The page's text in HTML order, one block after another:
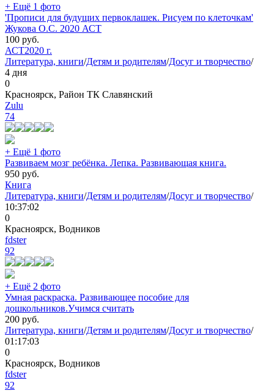
+ Ещё 1 фото
'Прописи для будущих первоклашек. Рисуем по клеточкам'
Жукова О.С. 2020 АСТ
100 руб.
АСТ2020 г.
Литература, книги/Детям и родителям/Досуг и творчество/
4 дня
0
Красноярск, Район ТК Славянский
Zulu
74
+ Ещё 1 фото
Развиваем мозг ребёнка. Лепка. Развивающая книга.
950 руб.
Книга
Литература, книги/Детям и родителям/Досуг и творчество/
10:37:02
0
Красноярск, Водников
fdster
92
+ Ещё 2 фото
Умная раскраска. Развивающее пособие для
дошкольников.Учимся считать
200 руб.
Литература, книги/Детям и родителям/Досуг и творчество/
01:17:03
0
Красноярск, Водников
fdster
92